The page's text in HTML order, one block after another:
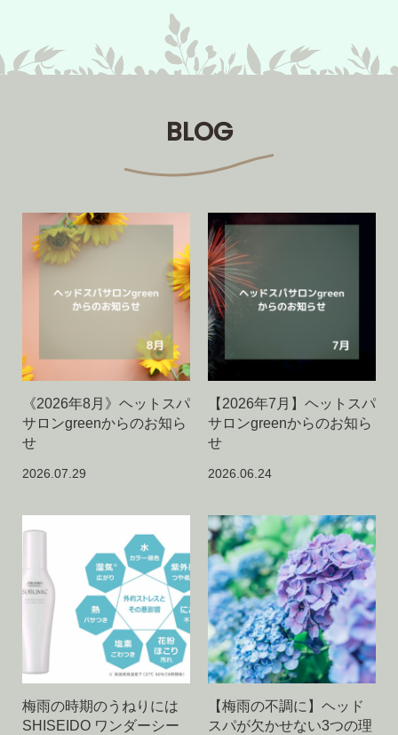
BLOG
《2026年8月》ヘットスパ
サロンgreenからのお知ら
せ
2026.07.29
【2026年7月】ヘットスパ
サロンgreenからのお知ら
せ
2026.06.24
梅雨の時期のうねりには
SHISEIDO ワンダーシー
【梅雨の不調に】ヘッド
スパが欠かせない3つの理